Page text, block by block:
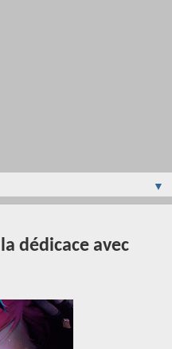
▼
dédicace avec